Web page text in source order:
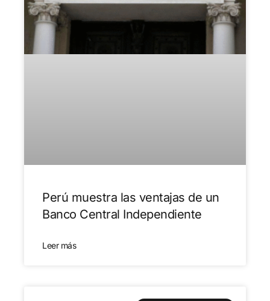
Perú muestra las ventajas de un
Banco Central Independiente
Leer más